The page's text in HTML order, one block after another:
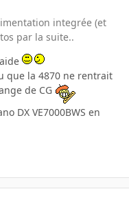
integrée (et
par la suite..
que la 4870 ne rentrait
de CG
DX VE7000BWS en